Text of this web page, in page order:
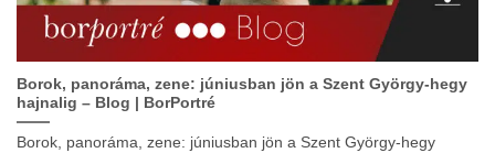
Borok, panoráma, zene: júniusban jön a Szent György-hegy
hajnalig – Blog | BorPortré
Borok, panoráma, zene: júniusban jön a Szent György-hegy